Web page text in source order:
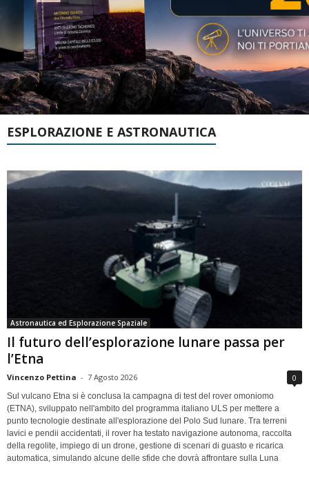
ESPLORAZIONE E ASTRONAUTICA
Astronautica ed Esplorazione Spaziale
Il futuro dell’esplorazione lunare passa per
l’Etna
Vincenzo Pettina - 7 Agosto 2026 0
Sul vulcano Etna si è conclusa la campagna di test del rover omoniomo
(ETNA), sviluppato nell'ambito del programma italiano ULS per mettere a
punto tecnologie destinate all'esplorazione del Polo Sud lunare. Tra terreni
lavici e pendii accidentati, il rover ha testato navigazione autonoma, raccolta
della regolite, impiego di un drone, gestione di scenari di guasto e ricarica
automatica, simulando alcune delle sfide che dovrà affrontare sulla Luna